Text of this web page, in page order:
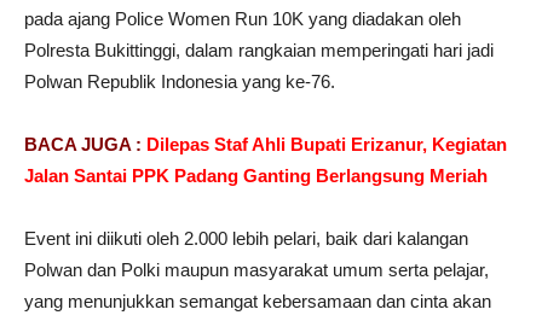
pada ajang Police Women Run 10K yang diadakan oleh
Polresta Bukittinggi, dalam rangkaian memperingati hari jadi
Polwan Republik Indonesia yang ke-76.
BACA JUGA : Dilepas Staf Ahli Bupati Erizanur, Kegiatan
Jalan Santai PPK Padang Ganting Berlangsung Meriah
Event ini diikuti oleh 2.000 lebih pelari, baik dari kalangan
Polwan dan Polki maupun masyarakat umum serta pelajar,
yang menunjukkan semangat kebersamaan dan cinta akan